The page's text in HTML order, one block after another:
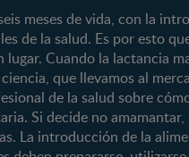
GERBER®
KLIM®
NAN® 3
NAN® Comfort 3
NAN® Optipro®
NAN® Supreme
meses de vida, con la
de la salud. Es por esto
Cuando la lactancia
que llevamos al
de la salud sobre
Si decide no amamantar,
La introducción de la